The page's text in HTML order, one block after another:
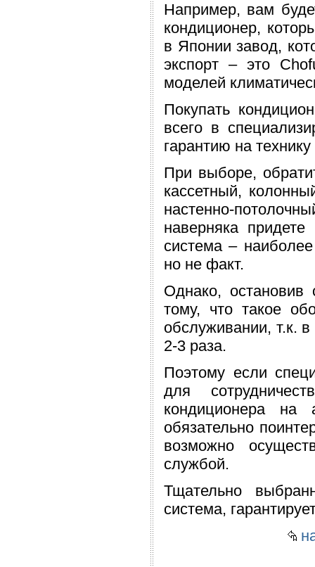
Например, вам
кондиционер,
в Японии завод,
экспорт – это
моделей
Покупать
всего в
гарантию на
При выборе,
кассетный,
настенно-
наверняка
система –
но не факт.
Однако, остановив
тому, что такое
обслуживании, т.к.
2-3 раза.
Поэтому если
для
кондиционера на
обязательно
возможно
службой.
Тщательно
система,